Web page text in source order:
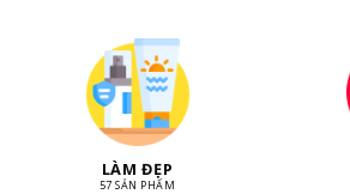
LÀM ĐẸP
57 SẢN PHẨM